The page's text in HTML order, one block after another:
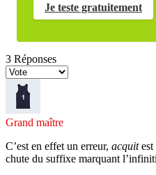
Je teste gratuitement
3 Réponses
Grand maître
C’est en effet un erreur, acquitest
chute du suffixe marquant